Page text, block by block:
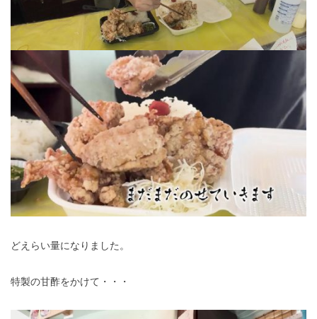
どえらい量になりました。
特製の甘酢をかけて・・・